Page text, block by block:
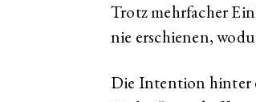
Trotz mehrfacher
nie erschienen,
Die Intention hinter